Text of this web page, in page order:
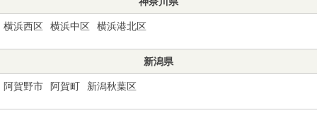
横浜西区 横浜中区 横浜港北区
新潟県
阿賀野市 阿賀町 新潟秋葉区